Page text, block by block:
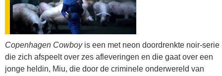
Copenhagen Cowboyis een met neon doordrenkte noir-serie
die zich afspeelt over zes afleveringen en die gaat over een
jonge heldin, Miu, die door de criminele onderwereld van